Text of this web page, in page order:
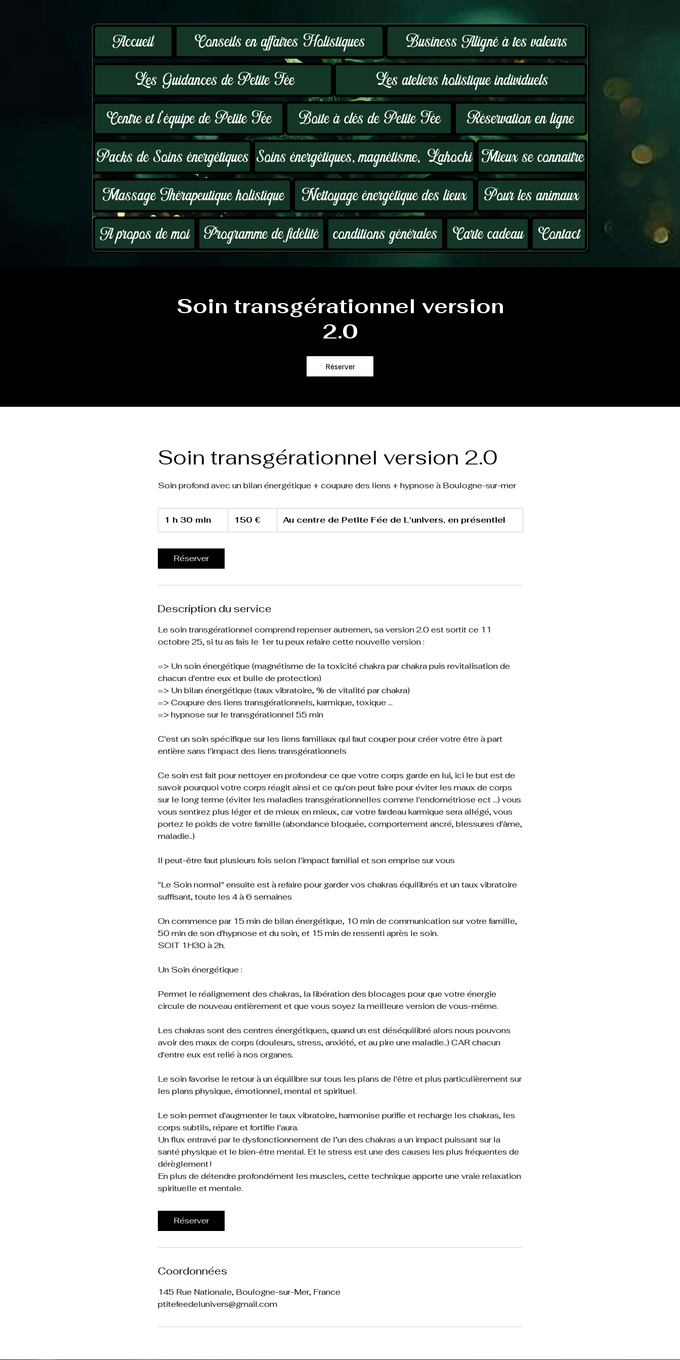
Accueil Conseils en affaires Holistiques Business Aligné à tes valeurs
Les Guidances de Petite Fée Les ateliers holistique individuels
Centre et l'équipe de Petite Fée Boîte à clés de Petite Fée Réservation en ligne
Packs de Soins énergétiques Soins énergétiques, magnétisme, Lahochi Mieux se connaître
Massage Thérapeutique holistique Nettoyage énergétique des lieux Pour les animaux
A propos de moi Programme de fidélité conditions générales Carte cadeau Contact
Soin transgérationnel version
2.0
Réserver
Soin transgérationnel version 2.0
Soin profond avec un bilan énergétique + coupure des liens + hypnose à Boulogne-sur-mer
1 h 30 min
3
i
euros
150 € Au centre de Petite Fée de L'univers, en présentiel
Réserver
Description du service
Le soin transgérationnel comprend repenser autremen, sa version 2.0 est sortit ce 11
octobre 25, si tu as fais le 1er tu peux refaire cette nouvelle version :
=> Un soin énergétique (magnétisme de la toxicité chakra par chakra puis revitalisation de
chacun d'entre eux et bulle de protection)
=> Un bilan énergétique (taux vibratoire, % de vitalité par chakra)
=> Coupure des liens transgérationnels, karmique, toxique ...
=> hypnose sur le transgérationnel 55 min
C'est un soin spécifique sur les liens familiaux qui faut couper pour créer votre être à part
entière sans l'impact des liens transgérationnels
Ce soin est fait pour nettoyer en profondeur ce que votre corps garde en lui, ici le but est de
savoir pourquoi votre corps réagit ainsi et ce qu'on peut faire pour éviter les maux de corps
sur le long terme (éviter les maladies transgérationnelles comme l'endométriose ect ...) vous
vous sentirez plus léger et de mieux en mieux, car votre fardeau karmique sera allégé, vous
portez le poids de votre famille (abondance bloquée, comportement ancré, blessures d'âme,
maladie..)
Il peut-être faut plusieurs fois selon l'impact familial et son emprise sur vous
"Le Soin normal" ensuite est à refaire pour garder vos chakras équilibrés et un taux vibratoire
suffisant, toute les 4 à 6 semaines
On commence par 15 min de bilan énergétique, 10 min de communication sur votre famille,
50 min de son d'hypnose et du soin, et 15 min de ressenti après le soin.
SOIT 1H30 à 2h.
Un Soin énergétique :
Permet le réalignement des chakras, la libération des blocages pour que votre énergie
circule de nouveau entièrement et que vous soyez la meilleure version de vous-même.
Les chakras sont des centres énergétiques, quand un est déséquilibré alors nous pouvons
avoir des maux de corps (douleurs, stress, anxiété, et au pire une maladie..) CAR chacun
d'entre eux est relié à nos organes.
Le soin favorise le retour à un équilibre sur tous les plans de l'être et plus particulièrement sur
les plans physique, émotionnel, mental et spirituel.
Le soin permet d'augmenter le taux vibratoire, harmonise purifie et recharge les chakras, les
corps subtils, répare et fortifie l'aura.
Un flux entravé par le dysfonctionnement de l’un des chakras a un impact puissant sur la
santé physique et le bien-être mental. Et le stress est une des causes les plus fréquentes de
dérèglement !
En plus de détendre profondément les muscles, cette technique apporte une vraie relaxation
Réserver
Coordonnées
145 Rue Nationale, Boulogne-sur-Mer, France
ptitefeedelunivers@gmail.com